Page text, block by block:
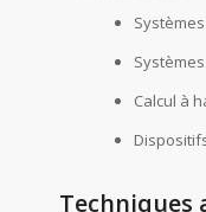
Calcul à
Techniques